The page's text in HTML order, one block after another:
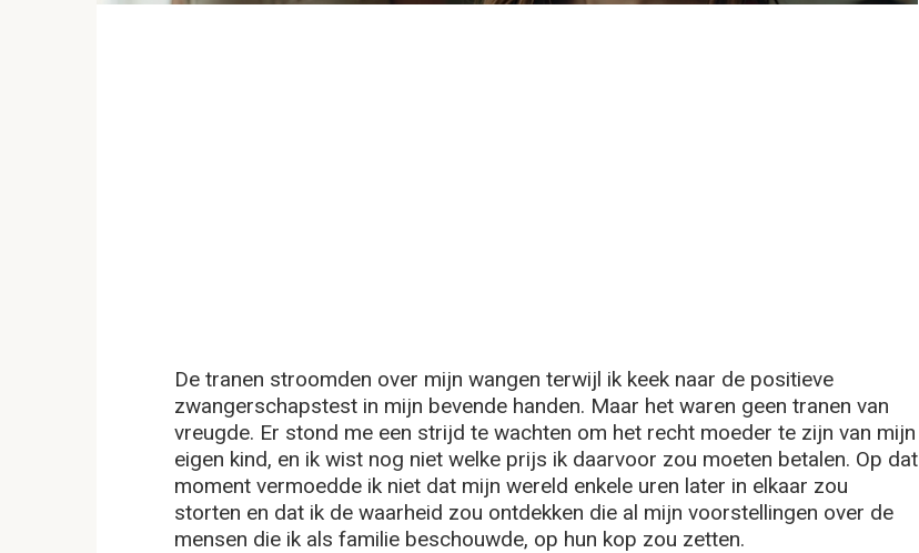
De tranen stroomden over mijn wangen terwijl ik keek naar de positieve
zwangerschapstest in mijn bevende handen. Maar het waren geen tranen van
vreugde. Er stond me een strijd te wachten om het recht moeder te zijn van mijn
eigen kind, en ik wist nog niet welke prijs ik daarvoor zou moeten betalen. Op dat
moment vermoedde ik niet dat mijn wereld enkele uren later in elkaar zou
storten en dat ik de waarheid zou ontdekken die al mijn voorstellingen over de
mensen die ik als familie beschouwde, op hun kop zou zetten.